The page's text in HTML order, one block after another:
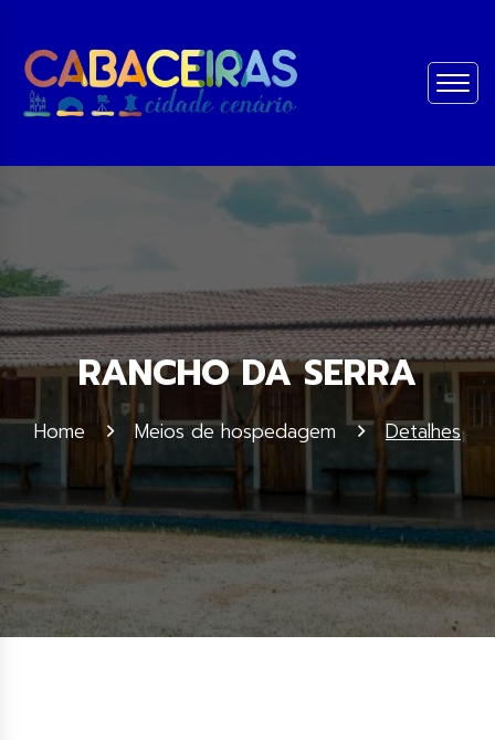
RANCHO DA SERRA
Home Meios de hospedagem Detalhes